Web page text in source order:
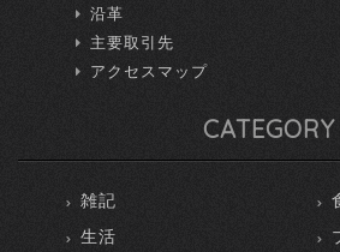
沿革
主要取引先
アクセスマップ
CATEGORY
雑記
生活